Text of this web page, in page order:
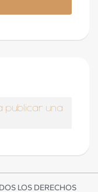
publicar una
LOS DERECHOS